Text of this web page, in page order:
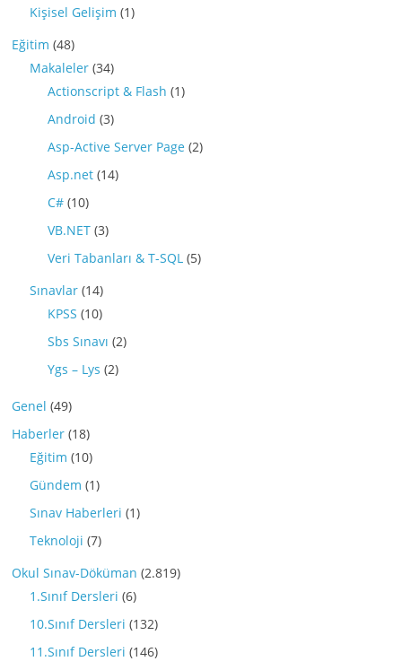
Kişisel Gelişim (1)
Eğitim (48)
Makaleler (34)
Actionscript & Flash (1)
Android (3)
Asp-Active Server Page (2)
Asp.net (14)
C# (10)
VB.NET (3)
Veri Tabanları & T-SQL (5)
Sınavlar (14)
KPSS (10)
Sbs Sınavı (2)
Ygs – Lys (2)
Genel (49)
Haberler (18)
Eğitim (10)
Gündem (1)
Sınav Haberleri (1)
Teknoloji (7)
Okul Sınav-Döküman (2.819)
1.Sınıf Dersleri (6)
10.Sınıf Dersleri (132)
11.Sınıf Dersleri (146)